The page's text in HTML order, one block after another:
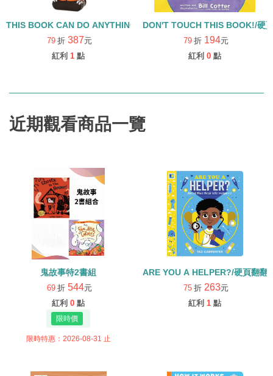
THIS BOOK CAN DO ANYTHING/硬頁書
79 折 387元
紅利 1 點
DON'T TOUCH THIS BOOK!/硬
79 折 194元
紅利 0 點
近期觀看商品一覽
鬼故事特2書組
69 折 544元
紅利 0 點
限時特惠：2026-08-31 止
ARE YOU A HELPER?/硬頁翻翻
75 折 263元
紅利 1 點